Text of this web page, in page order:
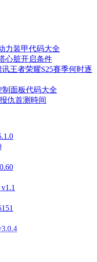
力装甲代码大全
心脏开启条件
王者荣耀S25賽季何时逐
制面板代码大全
仇首测時间